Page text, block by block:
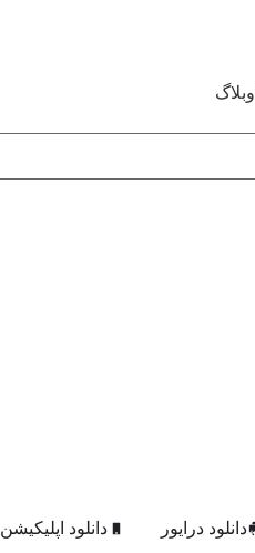
وبلاگ
دانلود درایور دانلود اپلیکیشن